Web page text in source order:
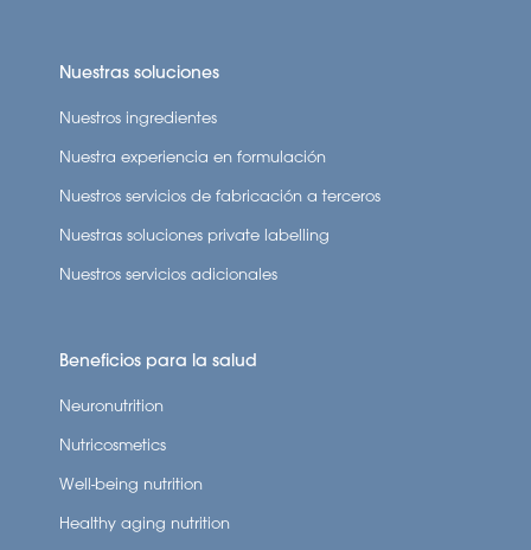
pone de relieve su potencial para aliviar los síntomas
menopáusicos relacionados con los desequilibrios
hormonales. Esto incluye los trastornos del estado de
menopausia.
Nuestras soluciones
Nuestros ingredientes
Nuestra experiencia en formulación
Nuestros servicios de fabricación a terceros
Nuestras soluciones private labelling
Nuestros servicios adicionales
Beneficios para la salud
Neuronutrition
Nutricosmetics
Well-being nutrition
Healthy aging nutrition